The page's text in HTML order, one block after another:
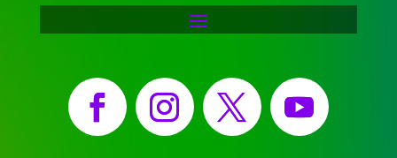
Facebook Instagram X YouTube